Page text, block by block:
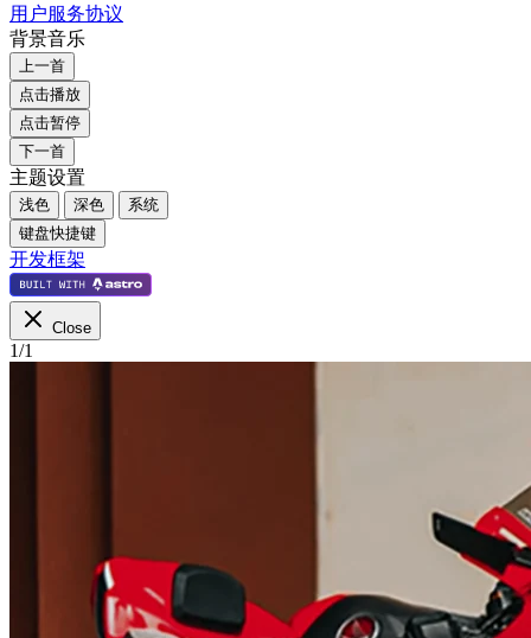
用户服务协议
背景音乐
上一首
点击播放
点击暂停
下一首
主题设置
浅色 深色
系统
键盘快捷键
开发框架
Close
1/1